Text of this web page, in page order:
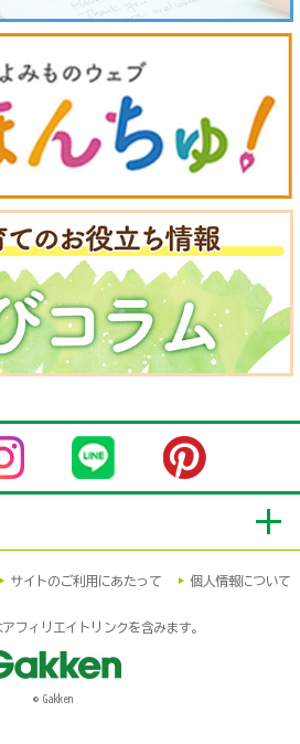
サイトのご利用にあたって 個人情報について
フィリエイトリンクを含みます。
© Gakken